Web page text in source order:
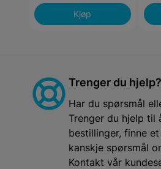
Kjøp
Trenger du hjelp?
Har du spørsmål
Trenger du hjelp til
bestillinger, finne
kanskje spørsmål
Kontakt vår